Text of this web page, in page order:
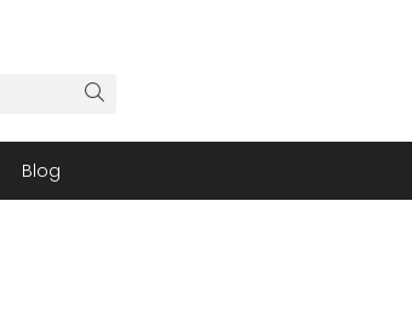
Blog